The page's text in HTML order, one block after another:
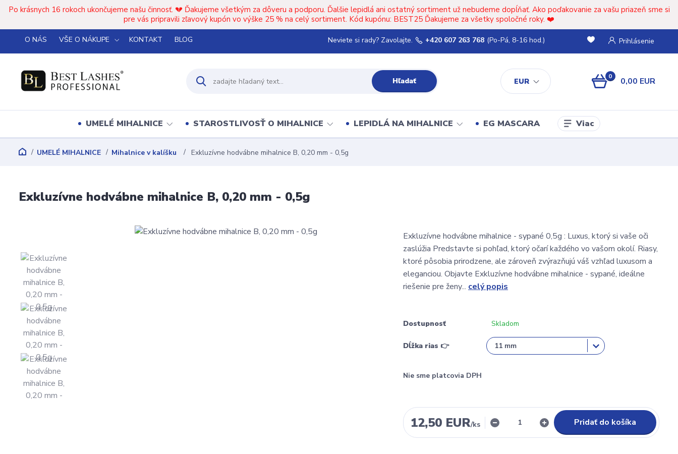
Po krásnych 16 rokoch ukončujeme našu činnosť. 💔 Ďakujeme všetkým za dôveru a podporu. Ďalšie lepidlá ani ostatný sortiment už nebudeme dopĺňať. Ako poďakovanie za vašu priazeň sme si
pre vás pripravili zľavový kupón vo výške 25 % na celý sortiment. Kód kupónu: BEST25 Ďakujeme za všetky spoločné roky. ❤️
O NÁS VŠE O NÁKUPE KONTAKT BLOG
EUR
Prihlásenie
Hľadať
Neviete si rady? Zavolajte. +420 607 263 768 (Po-Pá, 8-16 hod.)
0 0,00 EUR
UMELÉ MIHALNICE STAROSTLIVOSŤ O MIHALNICE LEPIDLÁ NA MIHALNICE EG MASCARA Viac
UMELÉ MIHALNICE Mihalnice v kalíšku Exkluzívne hodvábne mihalnice B, 0,20 mm - 0,5g
Exkluzívne hodvábne mihalnice B, 0,20 mm - 0,5g
Exkluzívne hodvábne mihalnice - sypané 0,5g : Luxus, ktorý si vaše oči
zaslúžia Predstavte si pohľad, ktorý očarí každého vo vašom okolí. Riasy,
ktoré pôsobia prirodzene, ale zároveň zvýrazňujú váš vzhľad luxusom a
eleganciou. Objavte Exkluzívne hodvábne mihalnice - sypané, ideálne
riešenie pre ženy... celý popis
Dostupnosť Skladom
Dĺžka rias 👉
Nie sme platcovia DPH
12,50 EUR/ks Pridať do košíka